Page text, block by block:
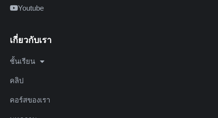
Youtube
เกี่ยวกับเรา
ชั้นเรียน
คลิป
คอร์สของเรา